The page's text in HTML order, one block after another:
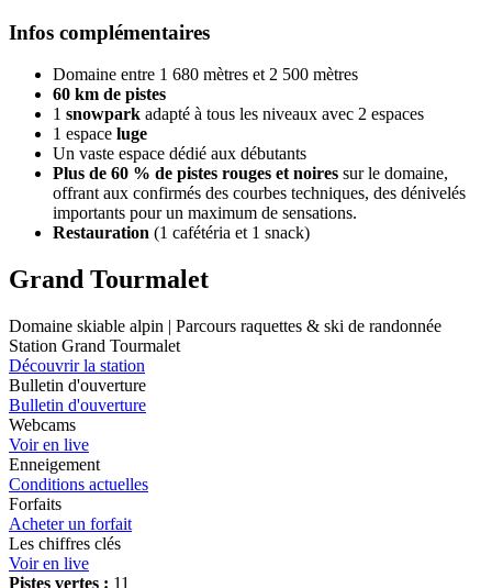
Infos complémentaires
Domaine entre 1 680 mètres et 2 500 mètres
60 km de pistes
1 snowpark adapté à tous les niveaux avec 2 espaces
1 espace luge
Un vaste espace dédié aux débutants
Plus de 60 % de pistes rouges et noires sur le domaine,
offrant aux confirmés des courbes techniques, des dénivelés
importants pour un maximum de sensations.
Restauration (1 cafétéria et 1 snack)
Grand Tourmalet
Domaine skiable alpin | Parcours raquettes & ski de randonnée
Station Grand Tourmalet
Découvrir la station
Bulletin d'ouverture
Bulletin d'ouverture
Webcams
Voir en live
Enneigement
Conditions actuelles
Forfaits
Acheter un forfait
Les chiffres clés
Voir en live
Pistes vertes : 11